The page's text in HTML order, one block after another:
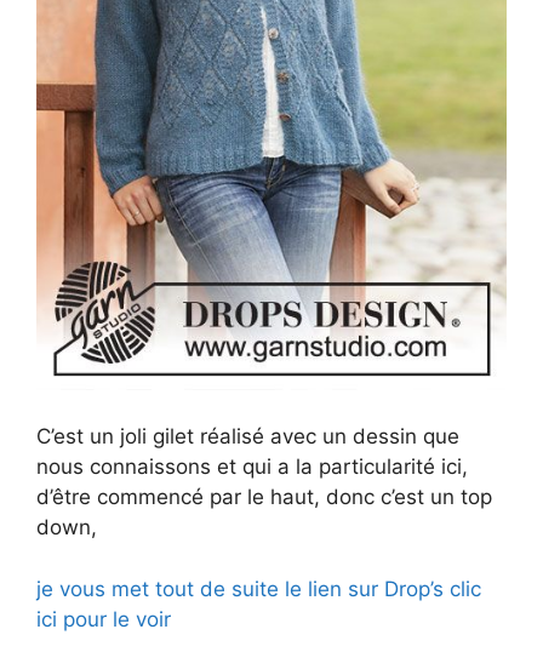
C’est un joli gilet réalisé avec un dessin que
nous connaissons et qui a la particularité ici,
d’être commencé par le haut, donc c’est un top
down,
je vous met tout de suite le lien sur Drop’s clic
ici pour le voir